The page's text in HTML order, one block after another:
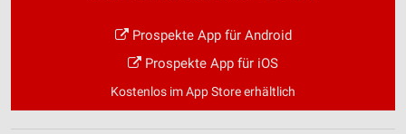
Prospekte App für Android
Prospekte App für iOS
Kostenlos im App Store erhältlich